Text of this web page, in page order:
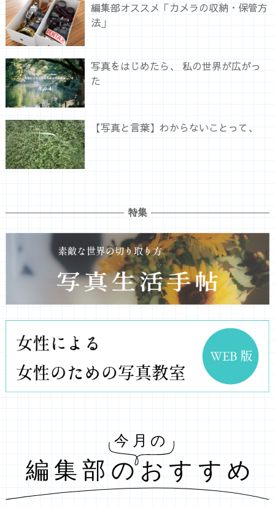
編集部オススメ「カメラの収納・保管方
法」
写真をはじめたら、 私の世界が広がっ
た
【写真と言葉】わからないことって、
特集